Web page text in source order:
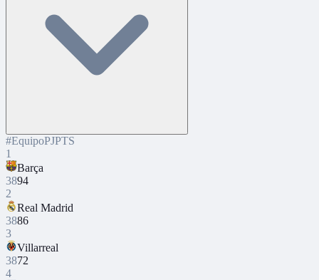
#EquipoPJPTS
1
Barça
3894
2
Real Madrid
3886
3
Villarreal
3872
4